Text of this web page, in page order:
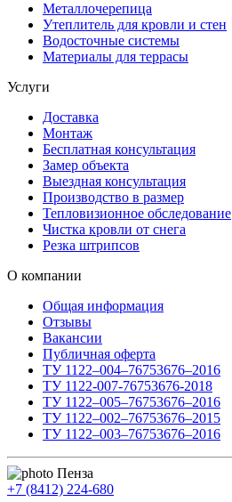
Металлочерепица
Утеплитель для кровли и стен
Водосточные системы
Материалы для террасы
Услуги
Доставка
Монтаж
Бесплатная консультация
Замер объекта
Выездная консультация
Производство в размер
Тепловизионное обследование
Чистка кровли от снега
Резка штрипсов
О компании
Общая информация
Отзывы
Вакансии
Публичная оферта
ТУ 1122–004–76753676–2016
ТУ 1122-007-76753676-2018
ТУ 1122–005–76753676–2016
ТУ 1122–002–76753676–2015
ТУ 1122–003–76753676–2016
Пенза
+7 (8412) 224-680